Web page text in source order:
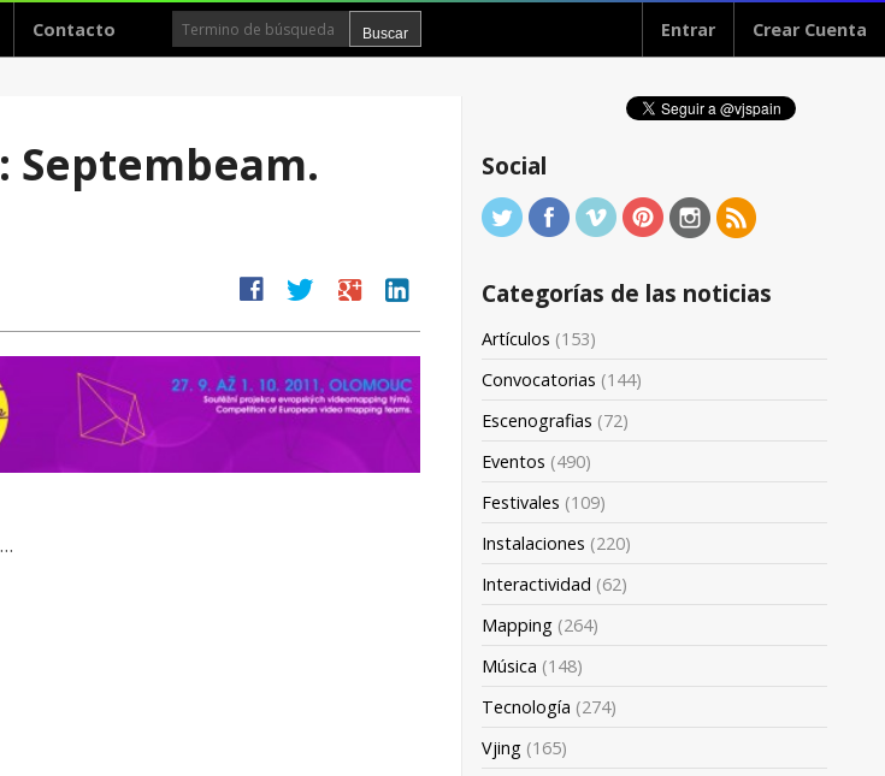
Contacto Entrar Crear Cuenta
Septembeam.
facebook twitter google linkedin
Social
Categorías de las noticias
Artículos (153)
Convocatorias (144)
Escenografias (72)
Eventos (490)
Festivales (109)
Instalaciones (220)
Interactividad (62)
Mapping (264)
Música (148)
Tecnología (274)
Vjing (165)